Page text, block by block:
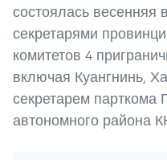
состоялась весенняя
секретарями
комитетов 4
включая Куангнинь,
секретарем парткома
автономного района